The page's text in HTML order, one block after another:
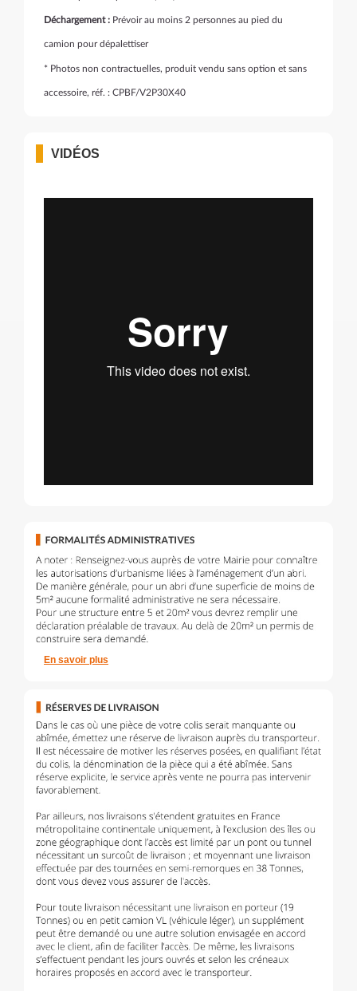
Déchargement : Prévoir au moins 2 personnes au pied du
camion pour dépalettiser
* Photos non contractuelles, produit vendu sans option et sans
accessoire, réf. : CPBF/V2P30X40
VIDÉOS
En savoir plus